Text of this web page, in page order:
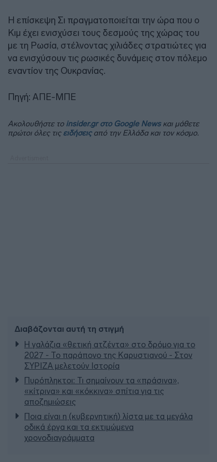
Η επίσκεψη Σι πραγματοποιείται την ώρα που ο
Κιμ έχει ενισχύσει τους δεσμούς της χώρας του
με τη Ρωσία, στέλνοντας χιλιάδες στρατιώτες για
να ενισχύσουν τις ρωσικές δυνάμεις στον πόλεμο
εναντίον της Ουκρανίας.
Πηγή: ΑΠΕ-ΜΠΕ
Ακολουθήστε το insider.gr στο Google Newsκαι μάθετε
πρώτοι όλες τις ειδήσειςαπό την Ελλάδα και τον κόσμο.
Διαβάζονται αυτή τη στιγμή
Η γαλάζια «θετική ατζέντα» στο δρόμο για το
2027 - Το παράπονο της Καρυστιανού - Στον
ΣΥΡΙΖΑ μελετούν Ιστορία
Πυρόπληκτοι: Τι σημαίνουν τα «πράσινα»,
«κίτρινα» και «κόκκινα» σπίτια για τις
αποζημιώσεις
Ποια είναι η (κυβερνητική) λίστα με τα μεγάλα
οδικά έργα και τα εκτιμώμενα
χρονοδιαγράμματα